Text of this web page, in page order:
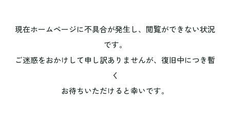
現在ホームページに不具合が発生し、閲覧ができない状況
です。
ご迷惑をおかけして申し訳ありませんが、復旧中につき暫
く
お待ちいただけると幸いです。